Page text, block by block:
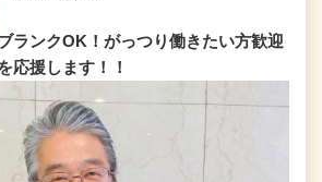
ランクOK！がっつり働きたい方歓迎
応援します！！